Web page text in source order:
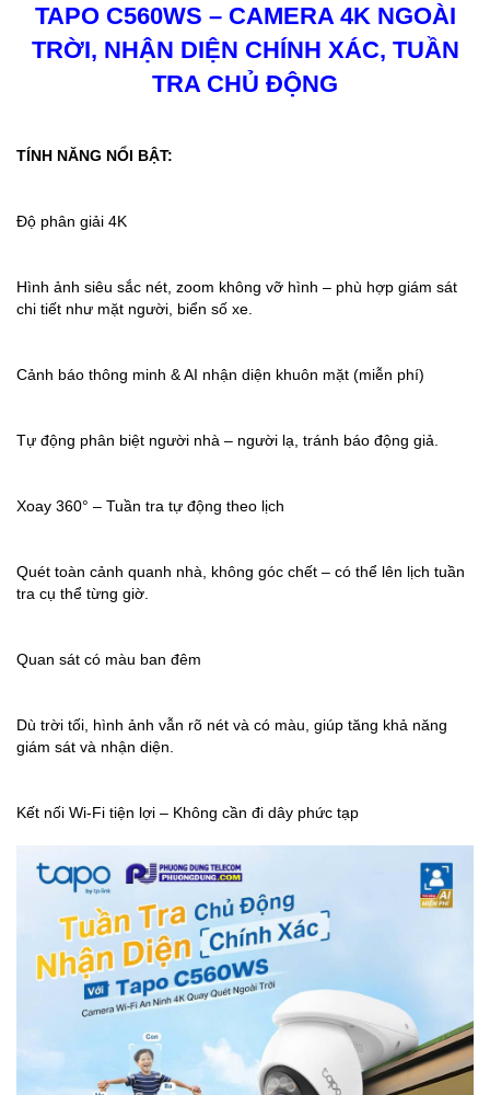
TAPO C560WS – CAMERA 4K NGOÀI
TRỜI, NHẬN DIỆN CHÍNH XÁC, TUẦN
TRA CHỦ ĐỘNG
TÍNH NĂNG NỔI BẬT:
Độ phân giải 4K
Hình ảnh siêu sắc nét, zoom không vỡ hình – phù hợp giám sát
chi tiết như mặt người, biển số xe.
Cảnh báo thông minh & AI nhận diện khuôn mặt (miễn phí)
Tự động phân biệt người nhà – người lạ, tránh báo động giả.
Xoay 360° – Tuần tra tự động theo lịch
Quét toàn cảnh quanh nhà, không góc chết – có thể lên lịch tuần
tra cụ thể từng giờ.
Quan sát có màu ban đêm
Dù trời tối, hình ảnh vẫn rõ nét và có màu, giúp tăng khả năng
giám sát và nhận diện.
Kết nối Wi-Fi tiện lợi – Không cần đi dây phức tạp